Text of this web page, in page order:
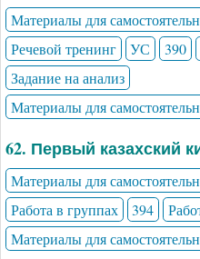
Материалы для
Речевой тренинг
УС 390
Задание на анализ
Материалы для
62. Первый казахский
Материалы для
Работа в группах
394
Материалы для